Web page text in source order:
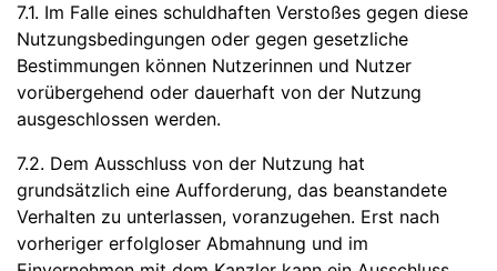
7.1. Im Falle eines schuldhaften Verstoßes gegen diese
Nutzungsbedingungen oder gegen gesetzliche
Bestimmungen können Nutzerinnen und Nutzer
vorübergehend oder dauerhaft von der Nutzung
ausgeschlossen werden.
7.2. Dem Ausschluss von der Nutzung hat
grundsätzlich eine Aufforderung, das beanstandete
Verhalten zu unterlassen, voranzugehen. Erst nach
vorheriger erfolgloser Abmahnung und im